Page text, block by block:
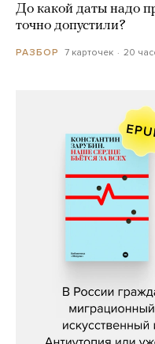
До какой даты надо
точно допустили?
РАЗБОР 7 карточек 20
Константин